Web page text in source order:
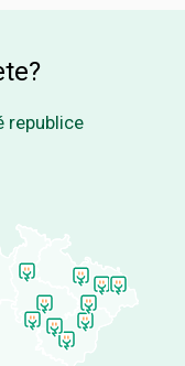
republice